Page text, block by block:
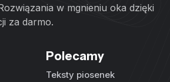
w mgnieniu oka dzięki
za darmo.
Polecamy
Teksty piosenek